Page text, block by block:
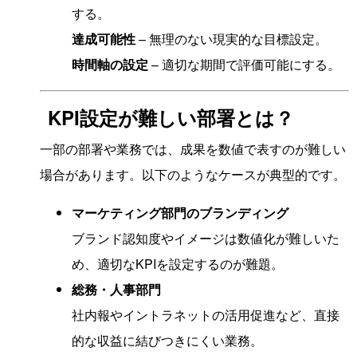
する。
達成可能性– 無理のない現実的な目標設定。
時間軸の設定 – 適切な期間で評価可能にする。
KPI設定が難しい部署とは？
一部の部署や業務では、成果を数値で表すのが難しい
場合があります。以下のようなケースが典型的です。
マーケティング部門のブランディング
ブランド認知度やイメージは数値化が難しいた
め、適切なKPIを設定するのが難題。
総務・人事部門
社内報やイントラネットの活用促進など、直接
的な収益に結びつきにくい業務。